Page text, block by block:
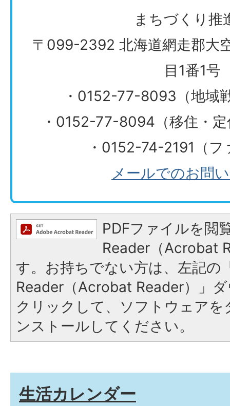
まちづくり推
〒099-2392 北海道網走郡大
目1番1号
・0152-77-8093（地域
・0152-77-8094（移住・
・0152-74-2191（
メールでのお問
PDFファイルを閲
Reader（Acrobat
す。お持ちでない方は、左記の
Reader（Acrobat Reader）」
クリックして、ソフトウェア
ンストールしてください。
生活カレンダー